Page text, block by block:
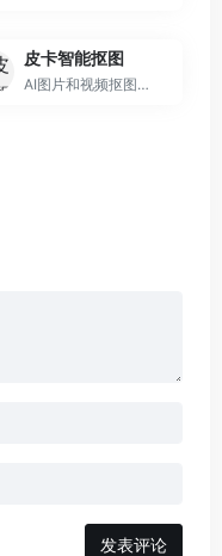
皮卡智能抠图
AI图片和视频抠图，一键抠图神器
发表评论